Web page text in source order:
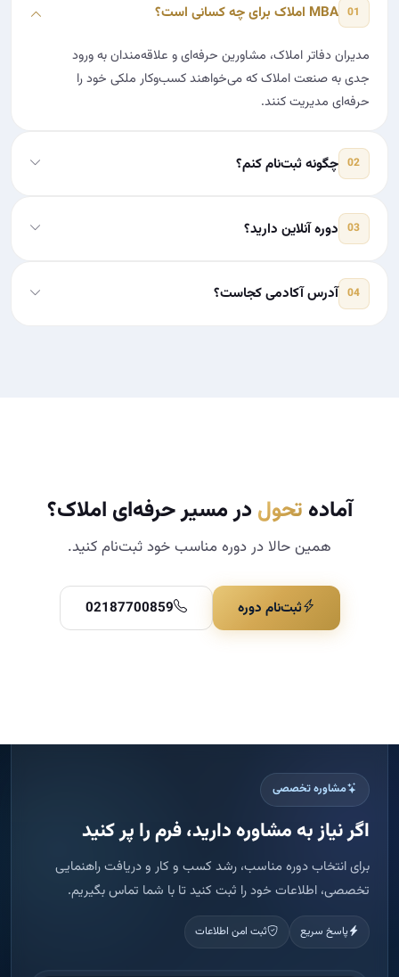
01 MBA املاک برای چه کسانی است؟
مدیران دفاتر املاک، مشاورین حرفه‌ای و علاقه‌مندان به ورود
جدی به صنعت املاک که می‌خواهند کسب‌وکار ملکی خود را
حرفه‌ای مدیریت کنند.
02 چگونه ثبت‌نام کنم؟
03 دوره آنلاین دارید؟
04 آدرس آکادمی کجاست؟
آماده تحول در مسیر حرفه‌ای املاک؟
همین حالا در دوره مناسب خود ثبت‌نام کنید.
ثبت‌نام دوره 02187700859
مشاوره تخصصی
اگر نیاز به مشاوره دارید، فرم را پر کنید
برای انتخاب دوره مناسب، رشد کسب و کار و دریافت راهنمایی
تخصصی، اطلاعات خود را ثبت کنید تا با شما تماس بگیریم.
پاسخ سریع ثبت امن اطلاعات